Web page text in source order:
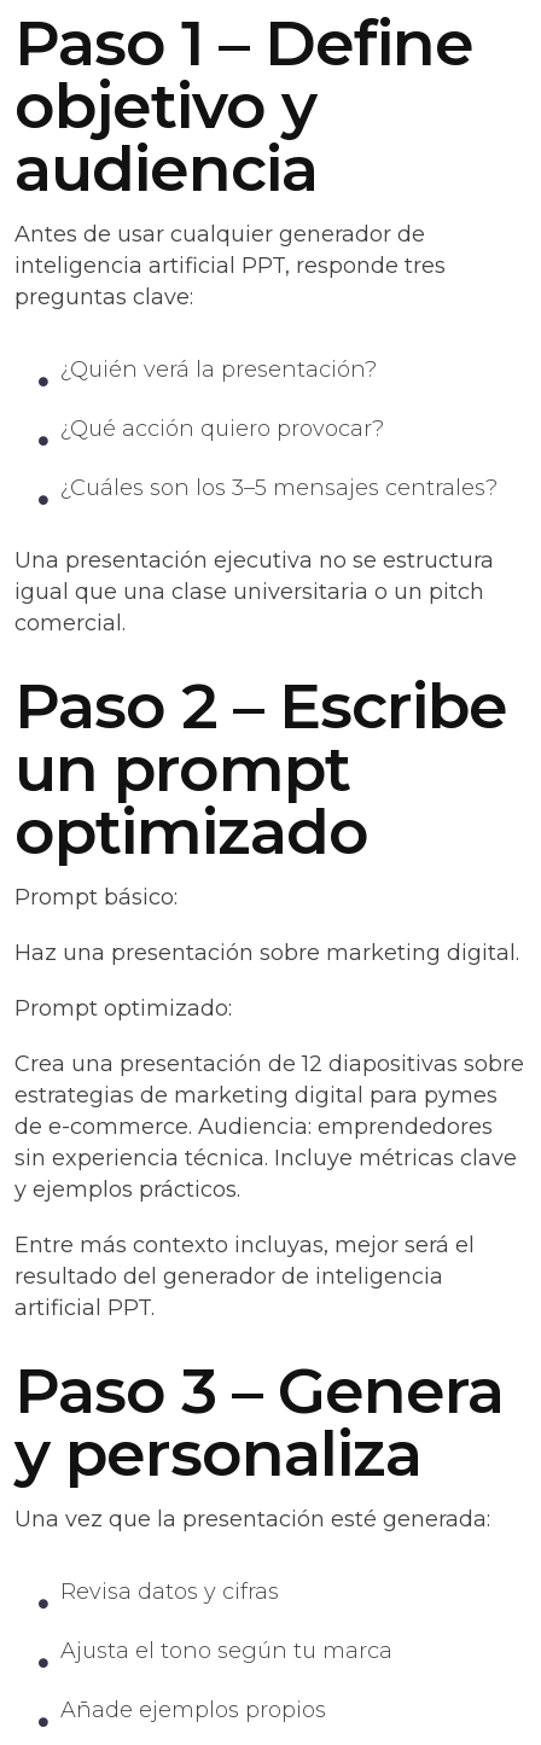
Paso 1 – Define
objetivo y
audiencia
Antes de usar cualquier generador de
inteligencia artificial PPT, responde tres
preguntas clave:
¿Quién verá la presentación?
¿Qué acción quiero provocar?
¿Cuáles son los 3–5 mensajes centrales?
Una presentación ejecutiva no se estructura
igual que una clase universitaria o un pitch
comercial.
Paso 2 – Escribe
un prompt
optimizado
Prompt básico:
Haz una presentación sobre marketing digital.
Prompt optimizado:
Crea una presentación de 12 diapositivas sobre
estrategias de marketing digital para pymes
de e-commerce. Audiencia: emprendedores
sin experiencia técnica. Incluye métricas clave
y ejemplos prácticos.
Entre más contexto incluyas, mejor será el
resultado del generador de inteligencia
artificial PPT.
Paso 3 – Genera
y personaliza
Una vez que la presentación esté generada:
Revisa datos y cifras
Ajusta el tono según tu marca
Añade ejemplos propios